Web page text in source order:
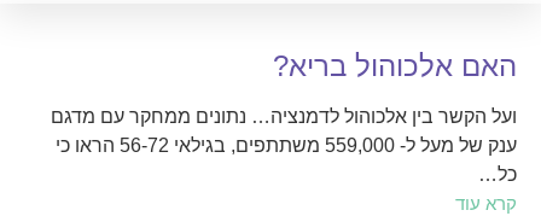
האם אלכוהול בריא?
ועל הקשר בין אלכוהול לדמנציה… נתונים ממחקר עם מדגם
ענק של מעל ל- 559,000 משתתפים, בגילאי 56-72 הראו כי
כל…
קרא עוד